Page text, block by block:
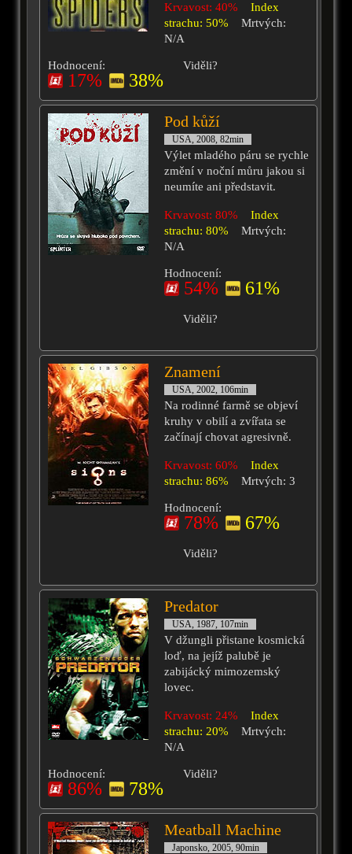
Krvavost: 40%
Index
strachu: 50%
Mrtvých:
N/A
Hodnocení:
17% 38%
Viděli?
Pod kůží
USA, 2008, 82min
Výlet mladého páru se rychle
změní v noční můru jakou si
neumíte ani představit.
Krvavost: 80%
Index
strachu: 80%
Mrtvých:
N/A
Hodnocení:
54% 61%
Viděli?
Znamení
USA, 2002, 106min
Na rodinné farmě se objeví
kruhy v obilí a zvířata se
začínají chovat agresivně.
Krvavost: 60%
Index
strachu: 86%
Mrtvých: 3
Hodnocení:
78% 67%
Viděli?
Predator
USA, 1987, 107min
V džungli přistane kosmická
loď, na jejíž palubě je
zabijácký mimozemský
lovec.
Krvavost: 24%
Index
strachu: 20%
Mrtvých:
N/A
Hodnocení:
86% 78%
Viděli?
Meatball Machine
Japonsko, 2005, 90min